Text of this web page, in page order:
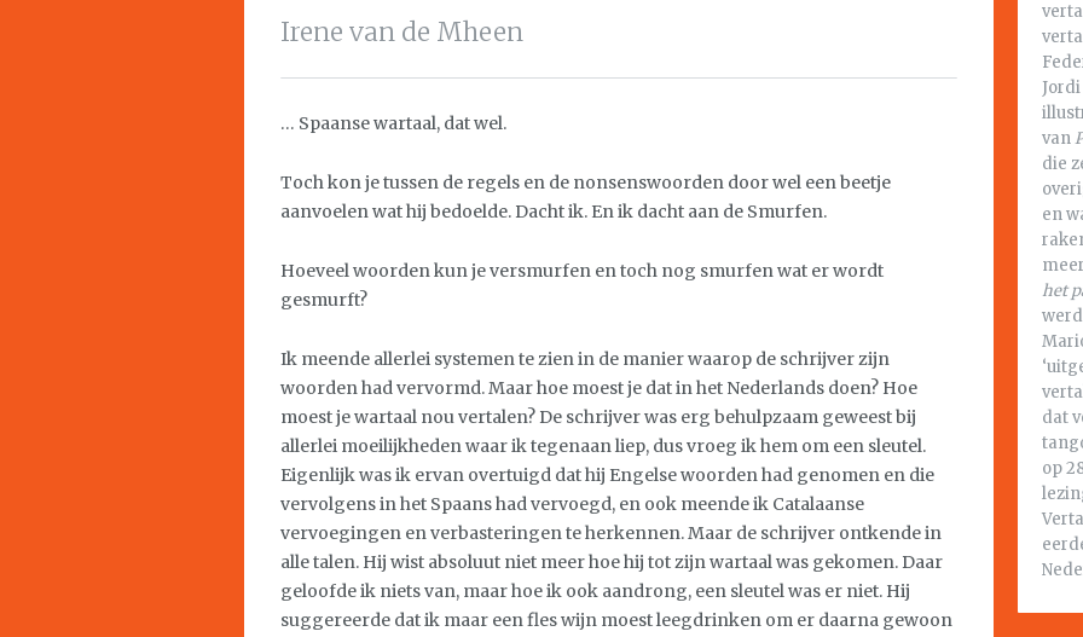
Irene van de Mheen
… Spaanse wartaal, dat wel.
Toch kon je tussen de regels en de nonsenswoorden door wel een beetje
aanvoelen wat hij bedoelde. Dacht ik. En ik dacht aan de Smurfen.
Hoeveel woorden kun je versmurfen en toch nog smurfen wat er wordt
gesmurft?
Ik meende allerlei systemen te zien in de manier waarop de schrijver zijn
woorden had vervormd. Maar hoe moest je dat in het Nederlands doen? Hoe
moest je wartaal nou vertalen? De schrijver was erg behulpzaam geweest bij
allerlei moeilijkheden waar ik tegenaan liep, dus vroeg ik hem om een sleutel.
Eigenlijk was ik ervan overtuigd dat hij Engelse woorden had genomen en die
vervolgens in het Spaans had vervoegd, en ook meende ik Catalaanse
vervoegingen en verbasteringen te herkennen. Maar de schrijver ontkende in
alle talen. Hij wist absoluut niet meer hoe hij tot zijn wartaal was gekomen. Daar
geloofde ik niets van, maar hoe ik ook aandrong, een sleutel was er niet. Hij
suggereerde dat ik maar een fles wijn moest leegdrinken om er daarna gewoon
van
die
en
het
dat
op